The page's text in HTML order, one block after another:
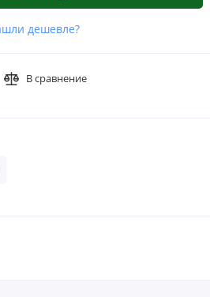
дешевле?
В сравнение